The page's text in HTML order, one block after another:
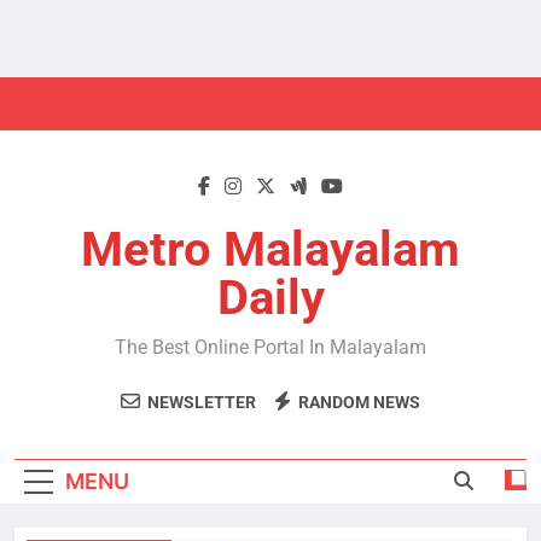
Metro Malayalam
Daily
The Best Online Portal In Malayalam
NEWSLETTER RANDOM NEWS
MENU